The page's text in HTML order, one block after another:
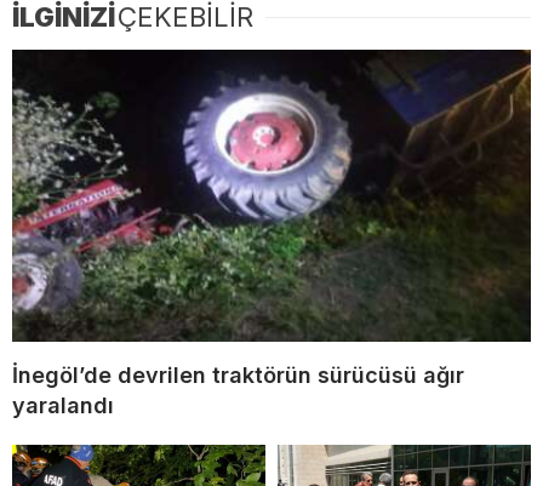
İLGİNİZİÇEKEBİLİR
İnegöl’de devrilen traktörün sürücüsü ağır
yaralandı